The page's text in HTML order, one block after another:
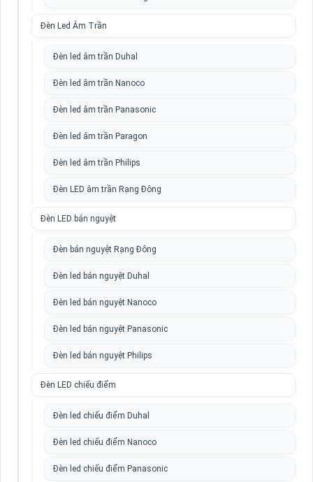
Đèn Led Âm Trần
Đèn led âm trần Duhal
Đèn led âm trần Nanoco
Đèn led âm trần Panasonic
Đèn led âm trần Paragon
Đèn led âm trần Philips
Đèn LED âm trần Rạng Đông
Đèn LED bán nguyệt
Đèn bán nguyệt Rạng Đông
Đèn led bán nguyệt Duhal
Đèn led bán nguyệt Nanoco
Đèn led bán nguyệt Panasonic
Đèn led bán nguyệt Philips
Đèn LED chiếu điểm
Đèn led chiếu điểm Duhal
Đèn led chiếu điểm Nanoco
Đèn led chiếu điểm Panasonic